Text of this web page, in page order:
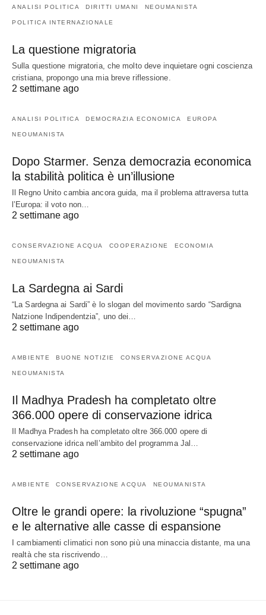
ANALISI POLITICA DIRITTI UMANI NEOUMANISTA
POLITICA INTERNAZIONALE
La questione migratoria
Sulla questione migratoria, che molto deve inquietare ogni coscienza
cristiana, propongo una mia breve riflessione.
2 settimane ago
ANALISI POLITICA DEMOCRAZIA ECONOMICA EUROPA
NEOUMANISTA
Dopo Starmer. Senza democrazia economica
la stabilità politica è un’illusione
Il Regno Unito cambia ancora guida, ma il problema attraversa tutta
l’Europa: il voto non…
2 settimane ago
CONSERVAZIONE ACQUA COOPERAZIONE ECONOMIA
NEOUMANISTA
La Sardegna ai Sardi
“La Sardegna ai Sardi” è lo slogan del movimento sardo “Sardigna
Natzione Indipendentzia”, uno dei…
2 settimane ago
AMBIENTE BUONE NOTIZIE CONSERVAZIONE ACQUA
NEOUMANISTA
Il Madhya Pradesh ha completato oltre
366.000 opere di conservazione idrica
Il Madhya Pradesh ha completato oltre 366.000 opere di
conservazione idrica nell’ambito del programma Jal…
2 settimane ago
AMBIENTE CONSERVAZIONE ACQUA NEOUMANISTA
Oltre le grandi opere: la rivoluzione “spugna”
e le alternative alle casse di espansione
I cambiamenti climatici non sono più una minaccia distante, ma una
realtà che sta riscrivendo…
2 settimane ago